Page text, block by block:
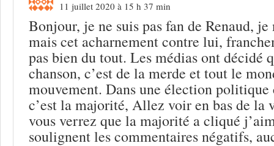
11 juillet 2020 à 15 h 37 min
Bonjour, je ne suis pas fan de Renaud,
mais cet acharnement contre lui,
pas bien du tout. Les médias ont décidé
chanson, c’est de la merde et tout le
mouvement. Dans une élection
c’est la majorité, Allez voir en bas de la
vous verrez que la majorité a cliqué
soulignent les commentaires négatifs,